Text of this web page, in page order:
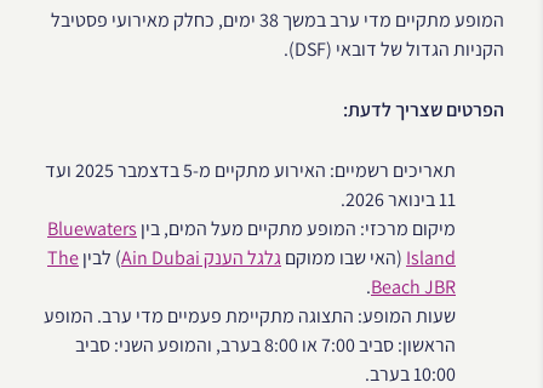
המופע מתקיים מדי ערב במשך 38 ימים, כחלק מאירועי פסטיבל
הקניות הגדול של דובאי (DSF).
הפרטים שצריך לדעת:
תאריכים רשמיים: האירוע מתקיים מ-5 בדצמבר 2025 ועד
11 בינואר 2026.
מיקום מרכזי: המופע מתקיים מעל המים, בין Bluewaters
Island (האי שבו ממוקםגלגל הענק Ain Dubai ) לביןThe
Beach JBR
.
שעות המופע: התצוגה מתקיימת פעמיים מדי ערב. המופע
הראשון: סביב 7:00 או 8:00 בערב, והמופע השני: סביב
10:00 בערב.